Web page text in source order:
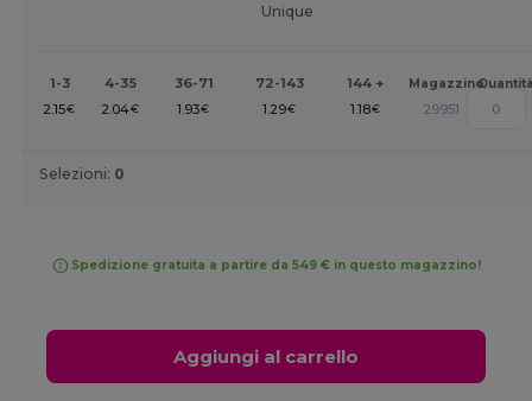
Unique
1-3 4-35 36-71 72-143 144 + Magazzino
2.15€ 2.04€ 1.93€ 1.29€ 1.18€ 29951
Selezioni: 0
Spedizione gratuita a partire da 549 € in questo magazzino!
Aggiungi al carrello